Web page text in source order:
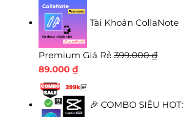
300.000 ₫.là:
Tài Khoản CollaNote
Premium Giá Rẻ 399.000₫
Giá
gốc
là:
399.000 ₫.
89.000 ₫Giá
hiện
tại
là:
🎉 COMBO SIÊU HOT: